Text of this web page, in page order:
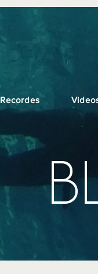
Recordes